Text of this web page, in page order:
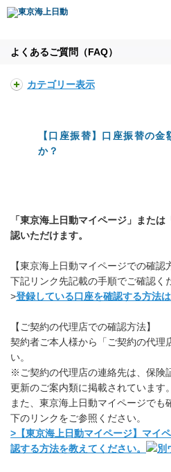
よくあるご質問（FAQ）
カテゴリー表示
【口座振替】口座振替の
か？
「東京海上日動マイページ」また
認いただけます。
【東京海上日動マイページでの確認
下記リンク先記載の手順でご確認く
>登録している口座を確認する方法は
【ご契約の代理店での確認方法】
契約者ご本人様から「ご契約の代理
い。
※ご契約の代理店の連絡先は、保険
更新のご案内類に掲載されています。
また、東京海上日動マイページでも
下のリンクをご参照ください。
> 【東京海上日動マイページ】マイ
認する方法を教えてください。